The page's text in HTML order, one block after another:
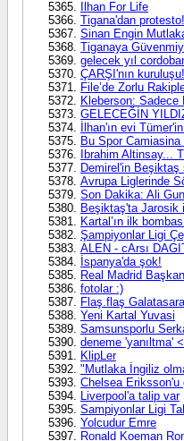
Ilhan For Life
Tigana'dan protesto!
Sinan Engin
Tiganaya
gelecek yıl
ÇARŞI'nın
File’de Zorlu
Kleberson: Sadece
GELECEĞİN
İlhan'ın evi
Bu Spor
Ibrahim Altinsay...
Demirel'in Beşiktaş
Avrupa Liglerinde
Son Dakika: Ali
Beşiktaş'ta Jarosik
Kartal’ın ilk
Şampiyonlar Ligi
ALEN - cArsı
İspanya'da şok!
Real Madrid
fotolar :)
Flaş.flaş
Yeni Kartal Yuvasi
Samsunsporlu
deneme 'yanıltma'
KlipLer
"Mutlaka İngiliz
Chelsea Eriksson'u
Liverpool'a talip var
Sampiyonlar Ligi
Yolcudur Emre
Ronald Koeman